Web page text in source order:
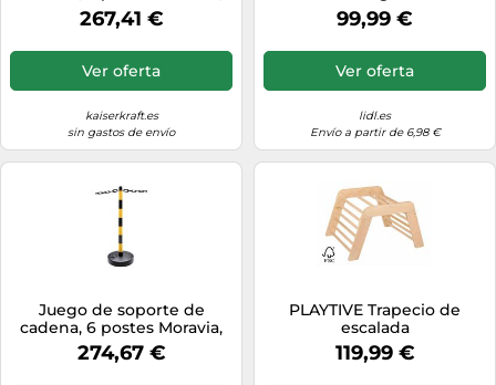
base de goma cuadrada
267,41 €
Ver oferta
kaiserkraft.es
sin gastos de envío
99,99 €
Ver oferta
lidl.es
Envío a partir de 6,98 €
Juego de soporte de
cadena, 6 postes Moravia,
pata de plástico redonda,
rellenable
274,67 €
PLAYTIVE Trapecio de
escalada
119,99 €